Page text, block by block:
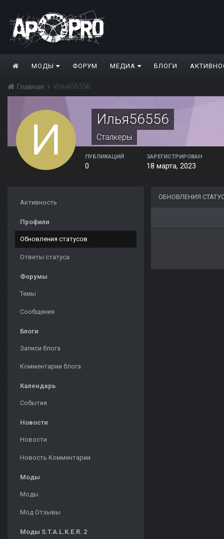
МОДЫ ФОРУМ МЕДИА БЛОГИ
Главная Илья56556
Илья56556
Сталкеры
ПУБЛИКАЦИЙ
0
ЗАРЕГИСТРИРОВАН
18 марта, 2023
Активность
Профили
Обновления статусов
Ответы статуса
Форумы
Темы
Сообщения
Блоги
Записи блога
Комментарии блога
Календарь
События
Новости
Новости
Новость Комментарии
Моды
Моды
Мод Отзывы
Моды S.T.A.L.K.E.R. 2
ОБНОВЛЕНИЯ